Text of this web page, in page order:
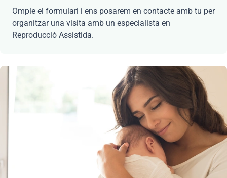
Omple el formulari i ens posarem en contacte amb tu per
organitzar una visita amb un especialista en
Reproducció Assistida.